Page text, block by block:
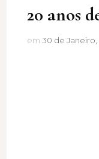
20 anos
em 30 de Janeiro,